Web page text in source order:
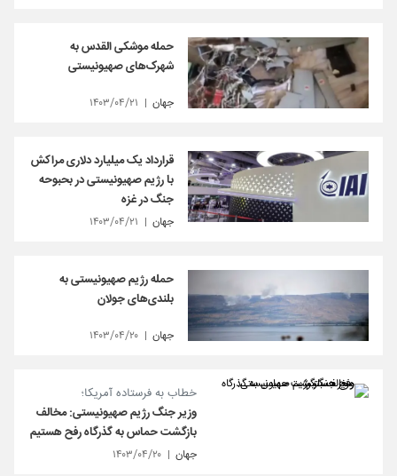
حمله موشکی القدس به
شهرک‌های صهیونیستی
جهان ۱۴۰۳/۰۴/۲۱
قرارداد یک میلیارد دلاری مراکش
با رژیم صهیونیستی در بحبوحه
جنگ در غزه
جهان ۱۴۰۳/۰۴/۲۱
حمله رژیم صهیونیستی به
بلندی‌های جولان
جهان ۱۴۰۳/۰۴/۲۰
خطاب به فرستاده آمریکا؛
وزیر جنگ رژیم صهیونیستی: مخالف
بازگشت حماس به گذرگاه رفح هستیم
جهان ۱۴۰۳/۰۴/۲۰